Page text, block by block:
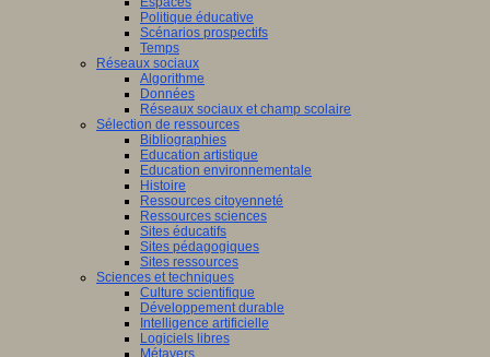
Politique éducative
Scénarios prospectifs
Temps
Réseaux sociaux
Algorithme
Données
Réseaux sociaux et champ scolaire
Sélection de ressources
Bibliographies
Education artistique
Education environnementale
Histoire
Ressources citoyenneté
Ressources sciences
Sites éducatifs
Sites pédagogiques
Sites ressources
Sciences et techniques
Culture scientifique
Développement durable
Intelligence artificielle
Logiciels libres
Métavers